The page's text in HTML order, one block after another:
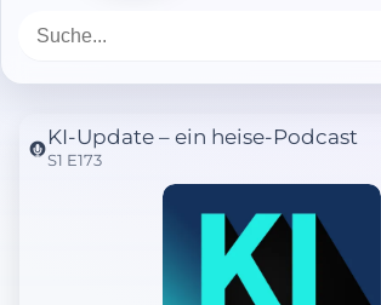
KI-Update – ein heise-Podcast
S1 E173